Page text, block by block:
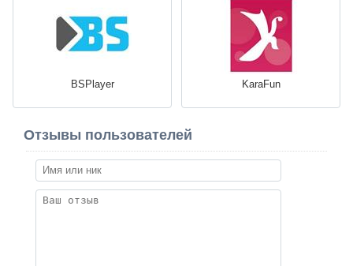
BSPlayer KaraFun
Отзывы пользователей